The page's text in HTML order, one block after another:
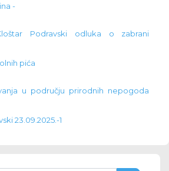
-
Podravski odluka o zabrani
pića
u području prirodnih nepogoda
23.09.2025.-1